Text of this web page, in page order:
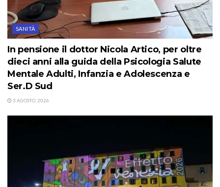
SANITÀ
In pensione il dottor Nicola Artico, per oltre
dieci anni alla guida della Psicologia Salute
Mentale Adulti, Infanzia e Adolescenza e
Ser.D Sud
3 AGOSTO, 2026